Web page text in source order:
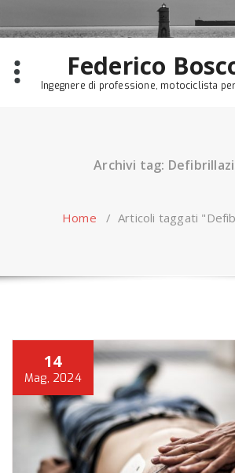
to
content
Federico
Ingegnere di professione, motociclista
Archivi tag:
Home /Articoli taggati
14
Mag, 2024